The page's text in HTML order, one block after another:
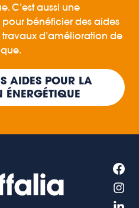
C’est aussi une
bénéficier des aides
d’amélioration de
AIDES POUR LA
ÉNERGÉTIQUE